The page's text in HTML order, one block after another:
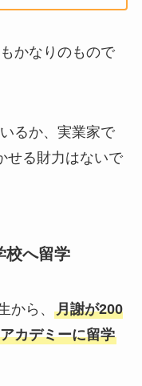
かなりのもので
るか、実業家で
せる財力はないで
校へ留学
から、 月謝が200
カデミーに留学